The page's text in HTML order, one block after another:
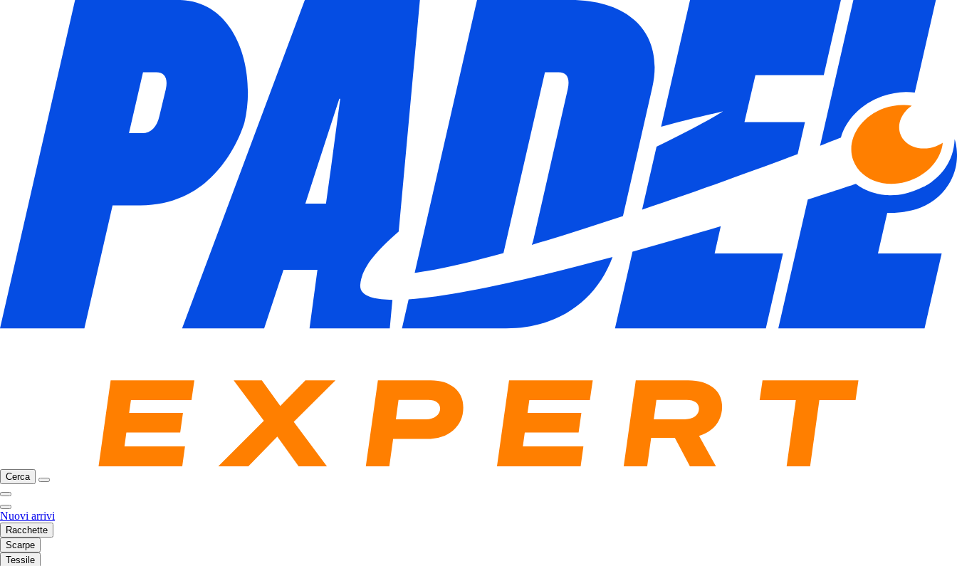
Cerca
Nuovi arrivi
Racchette
Scarpe
Tessile